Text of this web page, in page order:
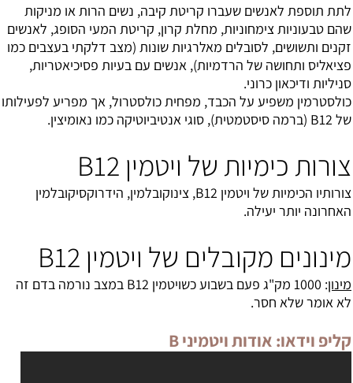
לתת תוספת לאנשים שעברו קריטת קיבה, נשים הרות או מניקות
שהם טבעוניות צימחוניות, מחלת קרון, קריטת המעי הסופג, לאנשים
זקנים ותשושים, לסובלים מאלרגיות שונות (מצב דלקתי בעצבים כמו
פציאליס ותחושה של הרדמיות), אנשים עם בעיות פסיכיאטריות,
סניליות ודיכאון כרוני.
כולסטרמין משפיע על הכבד, מפחית כולסטרול, אך מפריע לפעילותו
של B12 (ברמה סיסטמטית), סוגי אנטיביוטיקה כמו נאומיצין.
צורות כימיות של ויטמין B12
צורותיו הכימיות של ויטמין B12, צינוקובלמין, הידרוקסיקובלמין
האחרונה יותר יעילה.
מינונים מקובלים של ויטמין B12
מינון
: 1000 מק"ג פעם בשבוע כשויטמין B12 במצב נורמה בדם זה
לא אומר שלא חסר.
קליפ וידאו: אודות ויטמיני B